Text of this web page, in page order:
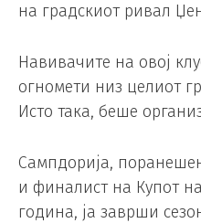
на градскиот ривал
Навивачите на овој
огномети низ целиот
Исто така, беше
Сампдорија,
и финалист на Купот
година, ја заврши